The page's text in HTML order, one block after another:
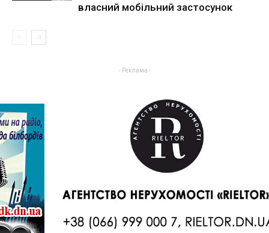
власний мобільний застосунок
- Реклама -